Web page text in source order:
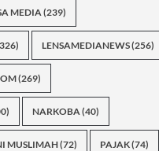
MEDIA(239)
LENSAMEDIANEWS(256)
(269)
NARKOBA(40)
MUSLIMAH(72) PAJAK(74)